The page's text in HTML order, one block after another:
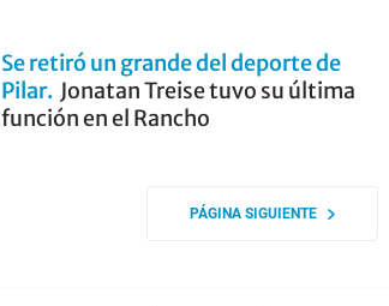
Se retiró un grande del deporte de
Pilar Jonatan Treise tuvo su última
función en el Rancho
PÁGINA SIGUIENTE